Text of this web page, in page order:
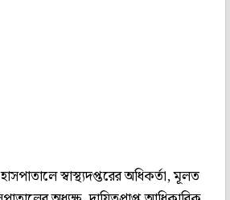
স্বাস্থ্যদপ্তরের অধিকর্তা, মূলত